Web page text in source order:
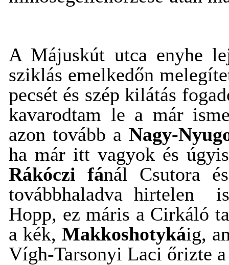
A Májuskút utca enyhe
sziklás emelkedőn
pecsét és szép kilátás
kavarodtam le a már
azon tovább a Nagy-
ha már itt vagyok és
Rákóczi fánál Csutora
továbbhaladva hirtelen
Hopp, ez máris a Cirkáló
a kék, Makkoshotykáig,
Vígh-Tarsonyi Laci őrizte